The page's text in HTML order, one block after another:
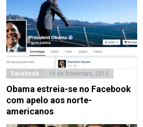
Facebook 10 de Novembro, 2015
Obama estreia-se no Facebook
com apelo aos norte-
americanos